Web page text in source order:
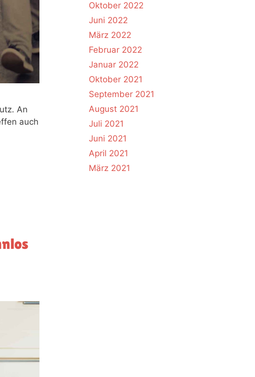
An
auch
Oktober 2022
Juni 2022
März 2022
Februar 2022
Januar 2022
Oktober 2021
September 2021
August 2021
Juli 2021
Juni 2021
April 2021
März 2021